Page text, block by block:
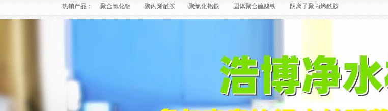
热销产品： 聚合氯化铝 聚丙烯酰胺 聚氯化铝铁 固体聚合硫酸铁 阴离子聚丙烯酰胺